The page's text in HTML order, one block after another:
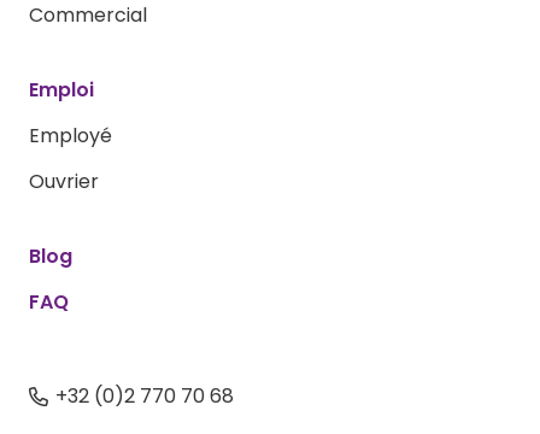
Commercial
Emploi
Employé
Ouvrier
Blog
FAQ
+32 (0)2 770 70 68